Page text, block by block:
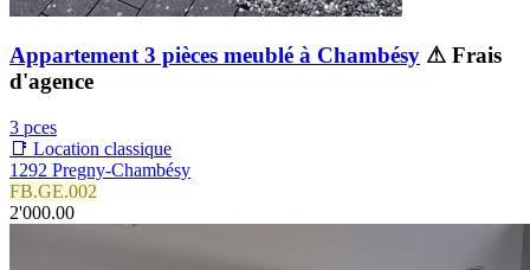
Appartement 3 pièces meublé à Chambésy ⚠ Frais
d'agence
3 pces
📑 Location classique
1292 Pregny-Chambésy
FB.GE.002
2'000.00